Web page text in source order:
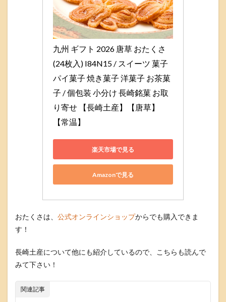
九州 ギフト 2026 唐草 おたくさ
(24枚入) I84N15 / スイーツ 菓子
パイ菓子 焼き菓子 洋菓子 お茶菓
子 / 個包装 小分け 長崎銘菓 お取
り寄せ 【長崎土産】【唐草】
【常温】
楽天市場で見る
Amazonで見る
おたくさは、 公式オンラインショップからでも購入できま
す！
長崎土産について他にも紹介しているので、こちらも読んで
みて下さい！
関連記事